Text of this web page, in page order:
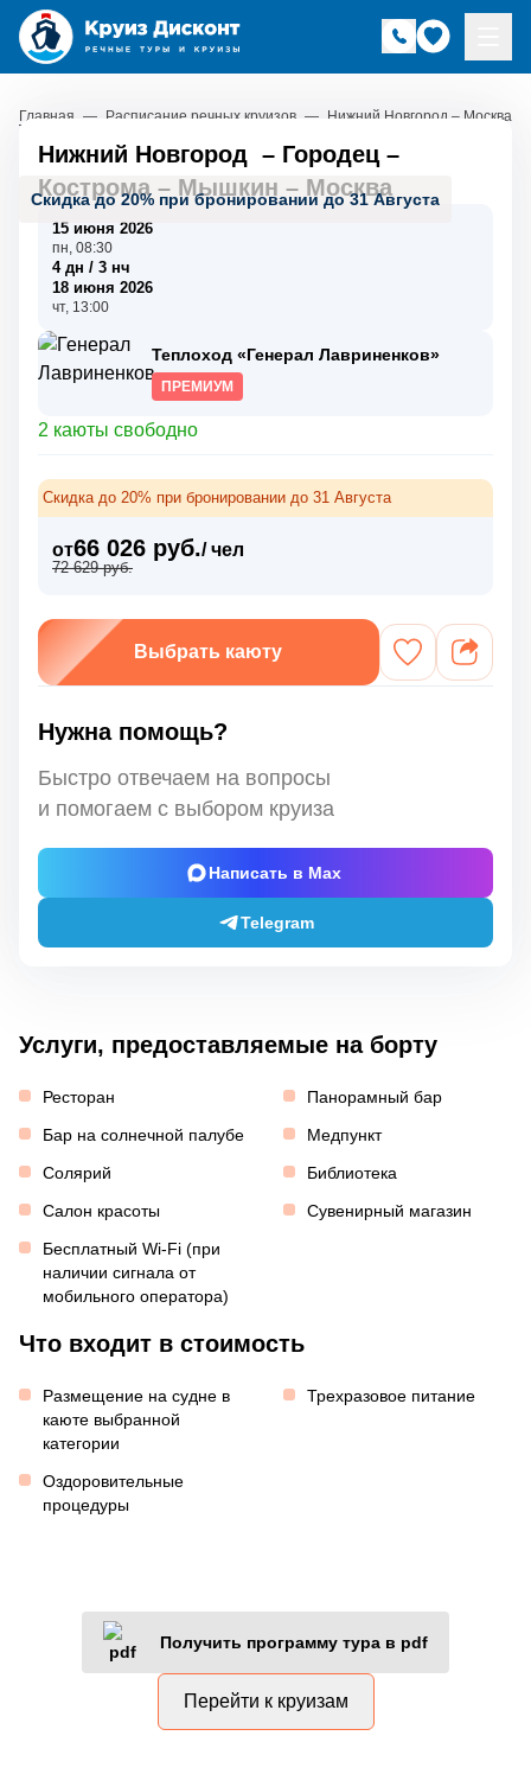
Главная — Расписание речных круизов — Нижний Новгород – Москва
Скидка до 20% при бронировании до 31 Августа
Нижний Новгород – Городец–
Кострома– Мышкин – Москва
15 июня 2026
пн, 08:30
4 дн / 3 нч
18 июня 2026
чт, 13:00
Теплоход «Генерал Лавриненков»
ПРЕМИУМ
2 каюты свободно
Скидка до 20% при бронировании до 31 Августа
от66 026 руб./ чел
72 629 руб.
Выбрать каюту
Нужна помощь?
Быстро отвечаем на вопросы
и помогаем с выбором круиза
Написать в Max
Telegram
Услуги, предоставляемые на борту
Ресторан
Панорамный бар
Бар на солнечной палубе
Медпункт
Солярий
Библиотека
Салон красоты
Сувенирный магазин
Бесплатный Wi-Fi (при
наличии сигнала от
мобильного оператора)
Что входит в стоимость
Размещение на судне в
каюте выбранной
категории
Трехразовое питание
Оздоровительные
процедуры
Получить программу тура в pdf
Перейти к круизам